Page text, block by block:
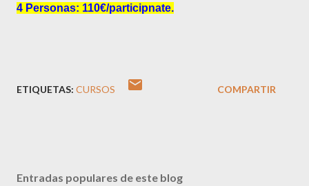
4 Personas: 110€/participnate.
ETIQUETAS: CURSOS COMPARTIR
Entradas populares de este blog